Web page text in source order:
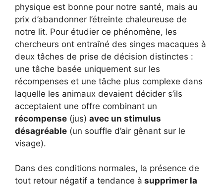
physique est bonne pour notre santé, mais au
prix d’abandonner l’étreinte chaleureuse de
notre lit. Pour étudier ce phénomène, les
chercheurs ont entraîné des singes macaques à
deux tâches de prise de décision distinctes :
une tâche basée uniquement sur les
récompenses et une tâche plus complexe dans
laquelle les animaux devaient décider s’ils
acceptaient une offre combinant un
récompense (jus) avec un stimulus
désagréable (un souffle d’air gênant sur le
visage).
Dans des conditions normales, la présence de
tout retour négatif a tendance à supprimer la